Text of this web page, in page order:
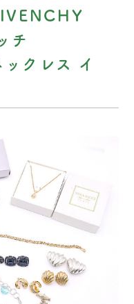
チ
クレス イ